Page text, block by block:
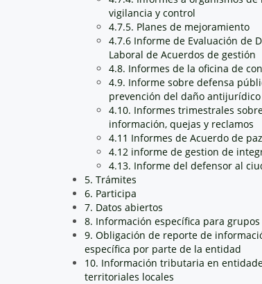
vigilancia y control
4.7.5. Planes de mejoramiento
4.7.6 Informe de Evaluación de
Laboral de Acuerdos de gestión
4.8. Informes de la oficina de
4.9. Informe sobre defensa
prevención del daño antijurídico
4.10. Informes trimestrales
información, quejas y reclamos
4.11 Informes de Acuerdo de paz
4.12 informe de gestion de
4.13. Informe del defensor al
5. Trámites
6. Participa
7. Datos abiertos
8. Información específica para
9. Obligación de reporte de
específica por parte de la entidad
10. Información tributaria en
territoriales locales